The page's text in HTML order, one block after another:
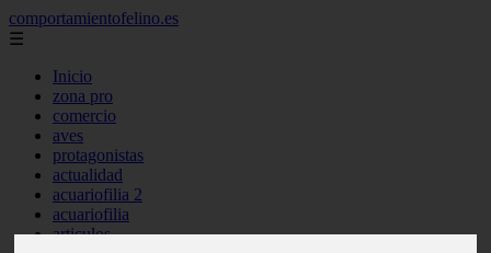
comportamientofelino.es
☰
Inicio
zona pro
comercio
aves
protagonistas
actualidad
acuariofilia 2
acuariofilia
articulos